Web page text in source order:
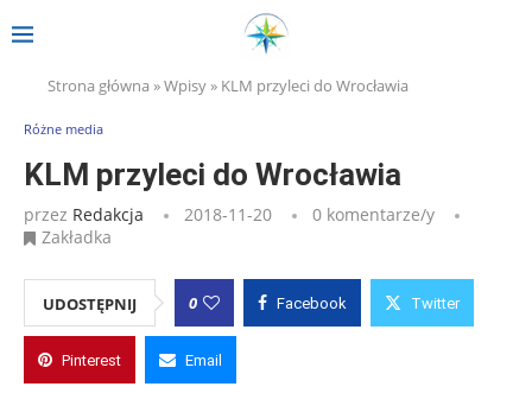
Strona główna »Wpisy» KLM przyleci do Wrocławia
Różne media
KLM przyleci do Wrocławia
przez Redakcja 2018-11-20
0 komentarze/y
Zakładka
UDOSTĘPNIJ 0 Facebook Twitter
Pinterest Email